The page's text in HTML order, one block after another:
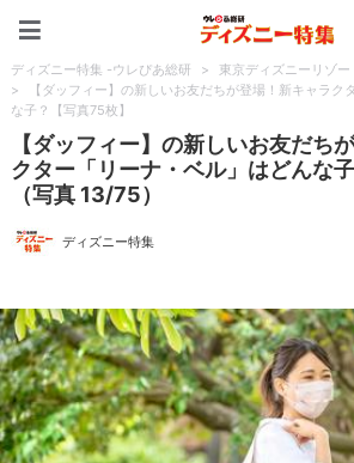
ディズニー特集 -ウレぴあ総研 > 東京ディズニーリゾー
>
【ダッフィー】の新しいお友だちが登場！新キャラク
な子？【写真75枚】
【ダッフィー】の新しいお友だち
クター「リーナ・ベル」はどんな
（写真 13/75）
ディズニー特集